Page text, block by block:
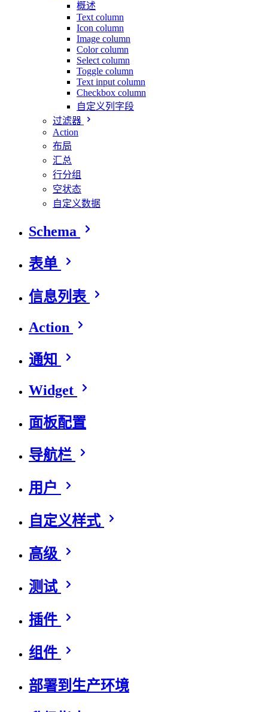
概述
Text column
Icon column
Image column
Color column
Select column
Toggle column
Text input column
Checkbox column
自定义列字段
过滤器
Action
布局
汇总
行分组
空状态
自定义数据
Schema
表单
信息列表
Action
通知
Widget
面板配置
导航栏
用户
自定义样式
高级
测试
插件
组件
部署到生产环境